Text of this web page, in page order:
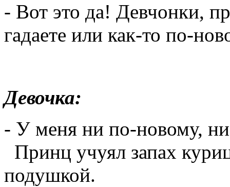
- Вот это да! Девчонки,
гадаете или как-то по-
Девочка:
- У меня ни по-новому, ни
Принц учуял запах
подушкой.